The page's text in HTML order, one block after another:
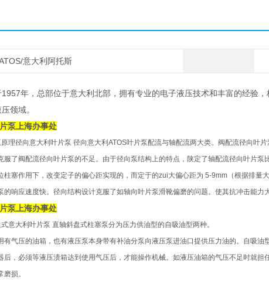
意大利阿托斯
年，总部位于意大利北部，拥有专业的电子液压技术和丰富的经验
领域。
泵上海办事处
理径向意大利叶片泵 径向意大利ATOS叶片泵配流与轴配流两大类。阀配流径向叶
服了阀配流径向叶片泵的不足。由于径向泵结构上的特点，陕定了轴配流径向叶片泵
柱塞作用下，改变定子的偏心距实现的，而定于的zui大偏心距为 5-9mm（根据排量
的响应速度快。径向结构设计克服了如轴向叶片泵滑靴偏磨的问题。使其抗冲击能力
泵上海办事处
意大利叶片泵 直轴斜盘式柱塞泵分为压力供油型的自吸油型两种。
有气压的油箱，也有液压泵本身带有补油分泵向液压泵进油口提供压力油的。自吸油
后，必须等液压渍箱达到使用气压后，才能操作机械。如液压油箱的气压不足时就担
损。